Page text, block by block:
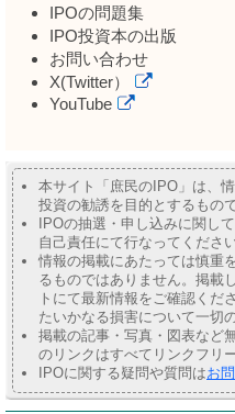
IPOの問題集
IPO投資本の出版
お問い合わせ
X(Twitter）
YouTube
本サイト「庶民のIPO」は、
投資の勧誘を目的とするもの
IPOの抽選・申し込みに関し
自己責任にて行なってください
情報の掲載にあたっては慎重
るものではありません。掲載
トにて最新情報をご確認くだ
たいかなる損害について一切
掲載の記事・写真・図表など
のリンクはすべてリンクフリー
IPOに関する疑問や質問はお